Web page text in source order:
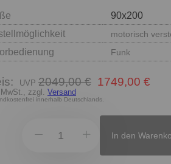
motorisch
Funk
2049,00 € 1749,00 €
zzgl. Versand
innerhalb Deutschlands.
In den